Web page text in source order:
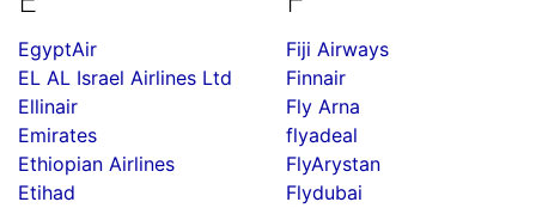
EgyptAir
EL AL Israel Airlines Ltd
Ellinair
Emirates
Ethiopian Airlines
Etihad
Fiji Airways
Finnair
Fly Arna
flyadeal
FlyArystan
Flydubai